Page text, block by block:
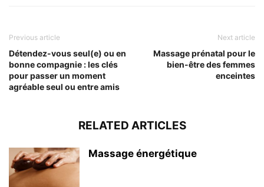
Previous article
Détendez-vous seul(e) ou en
bonne compagnie : les clés
pour passer un moment
agréable seul ou entre amis
Next article
Massage prénatal pour le
bien-être des femmes
enceintes
RELATED ARTICLES
Massage énergétique